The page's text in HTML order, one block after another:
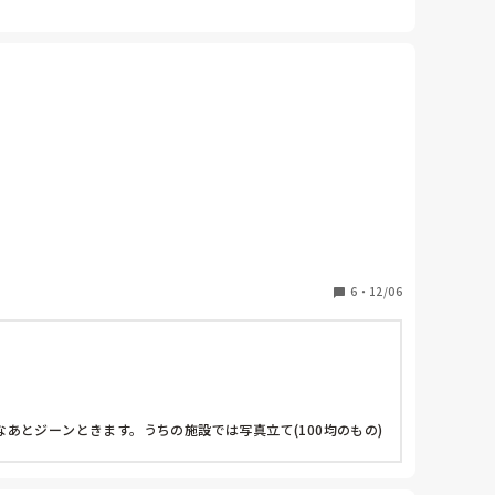
6 ・ 12/06
とジーンときます。うちの施設では写真立て(100均のもの)